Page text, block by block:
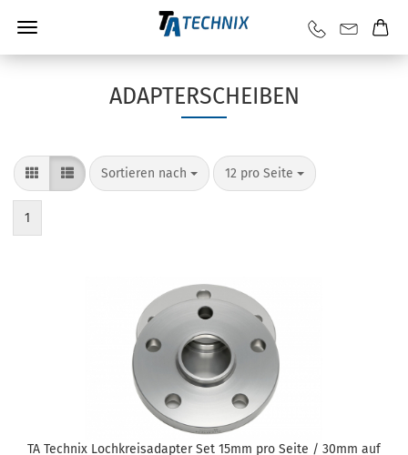
ADAPTERSCHEIBEN
Sortieren nach 12 pro Seite
1
TA Tech­nix Loch­kreis­ad­ap­ter Set 15mm pro Seite / 30mm auf